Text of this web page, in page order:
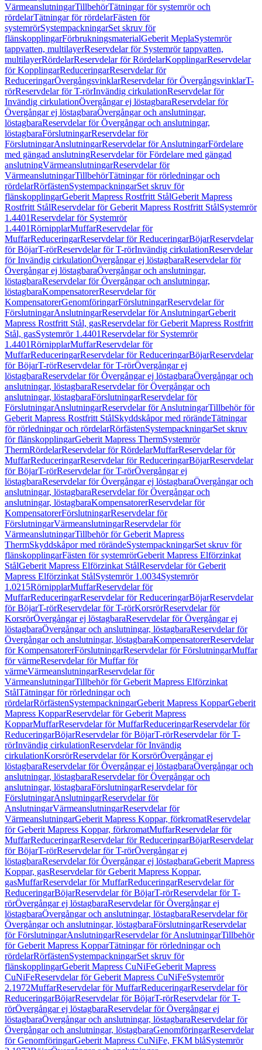
VärmeanslutningarTillbehörTätningar för systemrör och
rördelarTätningar för rördelarFästen för
systemrörSystempackningarSet skruv för
flänskopplingarFörbrukningsmaterialGeberit MeplaSystemrör
tappvatten, multilayerReservdelar för Systemrör tappvatten,
multilayerRördelarReservdelar för RördelarKopplingarReservdelar
för KopplingarReduceringarReservdelar för
ReduceringarÖvergångsvinklarReservdelar för ÖvergångsvinklarT-
rörReservdelar för T-rörInvändig cirkulationReservdelar för
Invändig cirkulationÖvergångar ej löstagbaraReservdelar för
Övergångar ej löstagbaraÖvergångar och anslutningar,
löstagbaraReservdelar för Övergångar och anslutningar,
löstagbaraFörslutningarReservdelar för
FörslutningarAnslutningarReservdelar för AnslutningarFördelare
med gängad anslutningReservdelar för Fördelare med gängad
anslutningVärmeanslutningarReservdelar för
VärmeanslutningarTillbehörTätningar för rörledningar och
rördelarRörfästenSystempackningarSet skruv för
flänskopplingarGeberit Mapress Rostfritt StålGeberit Mapress
Rostfritt StålReservdelar för Geberit Mapress Rostfritt StålSystemrör
1.4401Reservdelar för Systemrör
1.4401RörnipplarMuffarReservdelar för
MuffarReduceringarReservdelar för ReduceringarBöjarReservdelar
för BöjarT-rörReservdelar för T-rörInvändig cirkulationReservdelar
för Invändig cirkulationÖvergångar ej löstagbaraReservdelar för
Övergångar ej löstagbaraÖvergångar och anslutningar,
löstagbaraReservdelar för Övergångar och anslutningar,
löstagbaraKompensatorerReservdelar för
KompensatorerGenomföringarFörslutningarReservdelar för
FörslutningarAnslutningarReservdelar för AnslutningarGeberit
Mapress Rostfritt Stål, gasReservdelar för Geberit Mapress Rostfritt
Stål, gasSystemrör 1.4401Reservdelar för Systemrör
1.4401RörnipplarMuffarReservdelar för
MuffarReduceringarReservdelar för ReduceringarBöjarReservdelar
för BöjarT-rörReservdelar för T-rörÖvergångar ej
löstagbaraReservdelar för Övergångar ej löstagbaraÖvergångar och
anslutningar, löstagbaraReservdelar för Övergångar och
anslutningar, löstagbaraFörslutningarReservdelar för
FörslutningarAnslutningarReservdelar för AnslutningarTillbehör för
Geberit Mapress Rostfritt StålSkyddskåpor med rörändeTätningar
för rörledningar och rördelarRörfästenSystempackningarSet skruv
för flänskopplingarGeberit Mapress ThermSystemrör
ThermRördelarReservdelar för RördelarMuffarReservdelar för
MuffarReduceringarReservdelar för ReduceringarBöjarReservdelar
för BöjarT-rörReservdelar för T-rörÖvergångar ej
löstagbaraReservdelar för Övergångar ej löstagbaraÖvergångar och
anslutningar, löstagbaraReservdelar för Övergångar och
anslutningar, löstagbaraKompensatorerReservdelar för
KompensatorerFörslutningarReservdelar för
FörslutningarVärmeanslutningarReservdelar för
VärmeanslutningarTillbehör för Geberit Mapress
ThermSkyddskåpor med rörändeSystempackningarSet skruv för
flänskopplingarFästen för systemrörGeberit Mapress Elförzinkat
StålGeberit Mapress Elförzinkat StålReservdelar för Geberit
Mapress Elförzinkat StålSystemrör 1.0034Systemrör
1.0215RörnipplarMuffarReservdelar för
MuffarReduceringarReservdelar för ReduceringarBöjarReservdelar
för BöjarT-rörReservdelar för T-rörKorsrörReservdelar för
KorsrörÖvergångar ej löstagbaraReservdelar för Övergångar ej
löstagbaraÖvergångar och anslutningar, löstagbaraReservdelar för
Övergångar och anslutningar, löstagbaraKompensatorerReservdelar
för KompensatorerFörslutningarReservdelar för FörslutningarMuffar
för värmeReservdelar för Muffar för
värmeVärmeanslutningarReservdelar för
VärmeanslutningarTillbehör för Geberit Mapress Elförzinkat
StålTätningar för rörledningar och
rördelarRörfästenSystempackningarGeberit Mapress KopparGeberit
Mapress KopparReservdelar för Geberit Mapress
KopparMuffarReservdelar för MuffarReduceringarReservdelar för
ReduceringarBöjarReservdelar för BöjarT-rörReservdelar för T-
rörInvändig cirkulationReservdelar för Invändig
cirkulationKorsrörReservdelar för KorsrörÖvergångar ej
löstagbaraReservdelar för Övergångar ej löstagbaraÖvergångar och
anslutningar, löstagbaraReservdelar för Övergångar och
anslutningar, löstagbaraFörslutningarReservdelar för
FörslutningarAnslutningarReservdelar för
AnslutningarVärmeanslutningarReservdelar för
VärmeanslutningarGeberit Mapress Koppar, förkromatReservdelar
för Geberit Mapress Koppar, förkromatMuffarReservdelar för
MuffarReduceringarReservdelar för ReduceringarBöjarReservdelar
för BöjarT-rörReservdelar för T-rörÖvergångar ej
löstagbaraReservdelar för Övergångar ej löstagbaraGeberit Mapress
Koppar, gasReservdelar för Geberit Mapress Koppar,
gasMuffarReservdelar för MuffarReduceringarReservdelar för
ReduceringarBöjarReservdelar för BöjarT-rörReservdelar för T-
rörÖvergångar ej löstagbaraReservdelar för Övergångar ej
löstagbaraÖvergångar och anslutningar, löstagbaraReservdelar för
Övergångar och anslutningar, löstagbaraFörslutningarReservdelar
för FörslutningarAnslutningarReservdelar för AnslutningarTillbehör
för Geberit Mapress KopparTätningar för rörledningar och
rördelarRörfästenSystempackningarSet skruv för
flänskopplingarGeberit Mapress CuNiFeGeberit Mapress
CuNiFeReservdelar för Geberit Mapress CuNiFeSystemrör
2.1972MuffarReservdelar för MuffarReduceringarReservdelar för
ReduceringarBöjarReservdelar för BöjarT-rörReservdelar för T-
rörÖvergångar ej löstagbaraReservdelar för Övergångar ej
löstagbaraÖvergångar och anslutningar, löstagbaraReservdelar för
Övergångar och anslutningar, löstagbaraGenomföringarReservdelar
för GenomföringarGeberit Mapress CuNiFe, FKM blåSystemrör